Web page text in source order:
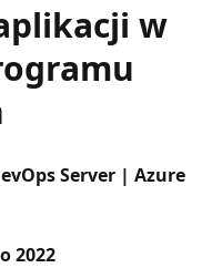
w
Server | Azure
2022